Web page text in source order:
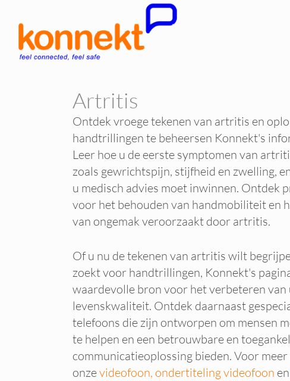
Artritis
Ontdek vroege tekenen van artritis en
handtrillingen te beheersen Konnekt's
Leer hoe u de eerste symptomen van
zoals gewrichtspijn, stijfheid en zwelling,
u medisch advies moet inwinnen. Ontdek
voor het behouden van handmobiliteit en
van ongemak veroorzaakt door artritis.
Of u nu de tekenen van artritis wilt
zoekt voor handtrillingen, Konnekt's
waardevolle bron voor het verbeteren van
levenskwaliteit. Ontdek daarnaast
telefoons die zijn ontworpen om mensen
te helpen en een betrouwbare en
communicatieoplossing bieden. Voor
onzevideofoon, ondertiteling videofoon en